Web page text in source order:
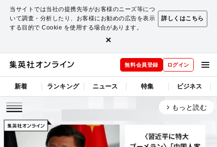
当サイトでは当社の提携先等がお客様のニーズ等につ
いて調査・分析したり、お客様にお勧めの広告を表示
する目的で Cookie を使用する場合があります。
詳しくはこちら
×
無料会員登録 ログイン
新着 ランキング ニュース 特集 ビジネス
arrow_forward_ios もっと読む